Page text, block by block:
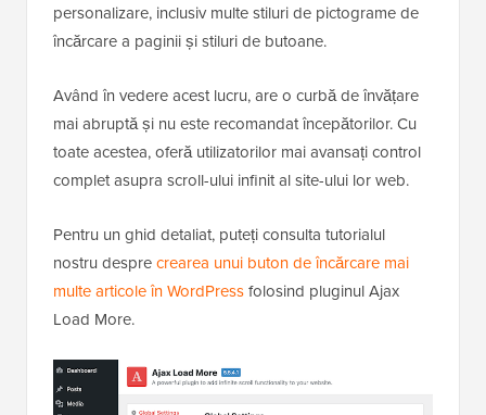
personalizare, inclusiv multe stiluri de pictograme de
încărcare a paginii și stiluri de butoane.
Având în vedere acest lucru, are o curbă de învățare
mai abruptă și nu este recomandat începătorilor. Cu
toate acestea, oferă utilizatorilor mai avansați control
complet asupra scroll-ului infinit al site-ului lor web.
Pentru un ghid detaliat, puteți consulta tutorialul
nostru desprecrearea unui buton de încărcare mai
multe articole în WordPressfolosind pluginul Ajax
Load More.